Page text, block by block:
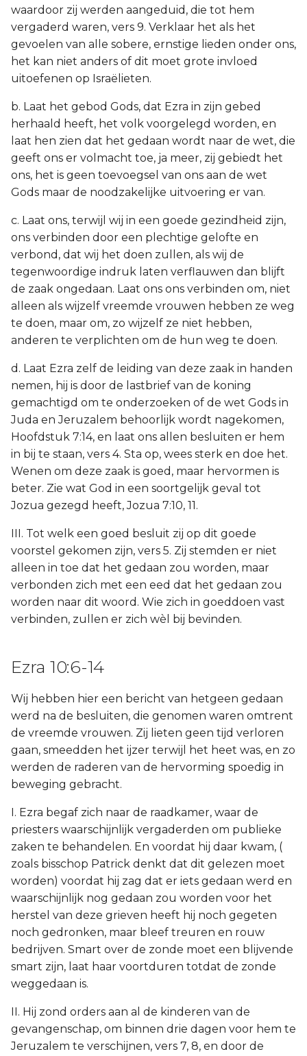
waardoor zij werden aangeduid, die tot hem
vergaderd waren, vers 9. Verklaar het als het
gevoelen van alle sobere, ernstige lieden onder ons,
het kan niet anders of dit moet grote invloed
uitoefenen op Israëlieten.
b. Laat het gebod Gods, dat Ezra in zijn gebed
herhaald heeft, het volk voorgelegd worden, en
laat hen zien dat het gedaan wordt naar de wet, die
geeft ons er volmacht toe, ja meer, zij gebiedt het
ons, het is geen toevoegsel van ons aan de wet
Gods maar de noodzakelijke uitvoering er van.
c. Laat ons, terwijl wij in een goede gezindheid zijn,
ons verbinden door een plechtige gelofte en
verbond, dat wij het doen zullen, als wij de
tegenwoordige indruk laten verflauwen dan blijft
de zaak ongedaan. Laat ons ons verbinden om, niet
alleen als wijzelf vreemde vrouwen hebben ze weg
te doen, maar om, zo wijzelf ze niet hebben,
anderen te verplichten om de hun weg te doen.
d. Laat Ezra zelf de leiding van deze zaak in handen
nemen, hij is door de lastbrief van de koning
gemachtigd om te onderzoeken of de wet Gods in
Juda en Jeruzalem behoorlijk wordt nagekomen,
Hoofdstuk 7:14, en laat ons allen besluiten er hem
in bij te staan, vers 4. Sta op, wees sterk en doe het.
Wenen om deze zaak is goed, maar hervormen is
beter. Zie wat God in een soortgelijk geval tot
Jozua gezegd heeft, Jozua 7:10, 11.
III. Tot welk een goed besluit zij op dit goede
voorstel gekomen zijn, vers 5. Zij stemden er niet
alleen in toe dat het gedaan zou worden, maar
verbonden zich met een eed dat het gedaan zou
worden naar dit woord. Wie zich in goeddoen vast
verbinden, zullen er zich wèl bij bevinden.
Ezra 10:6-14
Wij hebben hier een bericht van hetgeen gedaan
werd na de besluiten, die genomen waren omtrent
de vreemde vrouwen. Zij lieten geen tijd verloren
gaan, smeedden het ijzer terwijl het heet was, en zo
werden de raderen van de hervorming spoedig in
beweging gebracht.
I. Ezra begaf zich naar de raadkamer, waar de
priesters waarschijnlijk vergaderden om publieke
zaken te behandelen. En voordat hij daar kwam, (
zoals bisschop Patrick denkt dat dit gelezen moet
worden) voordat hij zag dat er iets gedaan werd en
waarschijnlijk nog gedaan zou worden voor het
herstel van deze grieven heeft hij noch gegeten
noch gedronken, maar bleef treuren en rouw
bedrijven. Smart over de zonde moet een blijvende
smart zijn, laat haar voortduren totdat de zonde
weggedaan is.
II. Hij zond orders aan al de kinderen van de
gevangenschap, om binnen drie dagen voor hem te
Jeruzalem te verschijnen, vers 7, 8, en door de